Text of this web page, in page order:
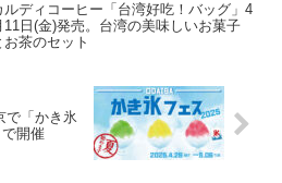
ルディコーヒー「台湾好吃！バッグ」4
11日(金)発売。台湾の美味しいお菓子
お茶のセット
で「かき氷
開催